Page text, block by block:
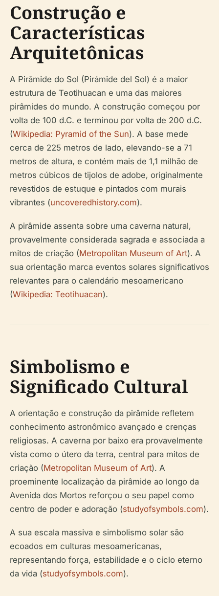
Construção e
Características
Arquitetônicas
A Pirâmide do Sol (Pirámide del Sol) é a maior
estrutura de Teotihuacan e uma das maiores
pirâmides do mundo. A construção começou por
volta de 100 d.C. e terminou por volta de 200 d.C.
(Wikipedia: Pyramid of the Sun). A base mede
cerca de 225 metros de lado, elevando-se a 71
metros de altura, e contém mais de 1,1 milhão de
metros cúbicos de tijolos de adobe, originalmente
revestidos de estuque e pintados com murais
vibrantes (uncoveredhistory.com).
A pirâmide assenta sobre uma caverna natural,
provavelmente considerada sagrada e associada a
mitos de criação (Metropolitan Museum of Art). A
sua orientação marca eventos solares significativos
relevantes para o calendário mesoamericano
(Wikipedia: Teotihuacan).
Simbolismo e
Significado Cultural
A orientação e construção da pirâmide refletem
conhecimento astronômico avançado e crenças
religiosas. A caverna por baixo era provavelmente
vista como o útero da terra, central para mitos de
criação (Metropolitan Museum of Art). A
proeminente localização da pirâmide ao longo da
Avenida dos Mortos reforçou o seu papel como
centro de poder e adoração (studyofsymbols.com).
A sua escala massiva e simbolismo solar são
ecoados em culturas mesoamericanas,
representando força, estabilidade e o ciclo eterno
da vida (studyofsymbols.com).